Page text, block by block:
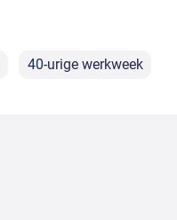
40-urige werkweek